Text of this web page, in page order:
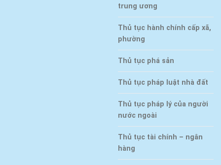
trung ương
Thủ tục hành chính cấp xã,
phường
Thủ tục phá sản
Thủ tục pháp luật nhà đất
Thủ tục pháp lý của người
nước ngoài
Thủ tục tài chính – ngân
hàng